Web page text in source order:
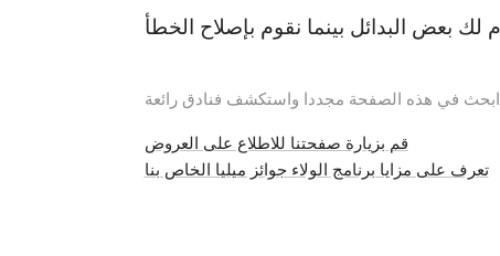
ابحث في هذه الصفحة مجددا واستكشف فنادق رائعة
قم بزيارة صفحتنا للاطلاع على العروض
تعرف على مزايا برنامج الولاء جوائز ميليا الخاص بنا